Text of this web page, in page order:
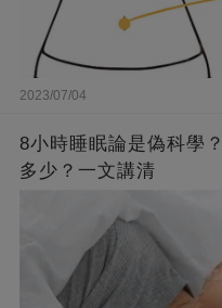
2023/07/04
8小時睡眠論是偽科學
多少？一文講清